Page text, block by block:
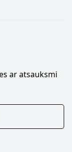
ar atsauksmi